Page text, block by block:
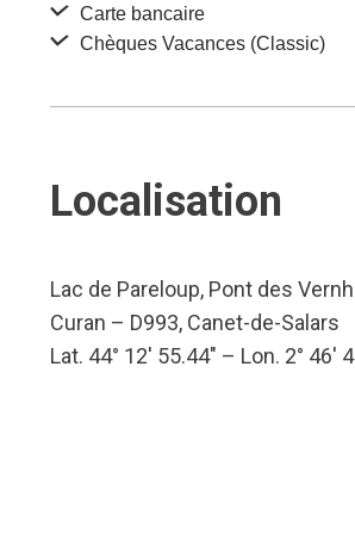
Carte bancaire
Chèques Vacances (Classic)
Localisation
Lac de Pareloup, Pont des
Curan – D993, Canet-de-Salars
Lat. 44° 12′ 55.44″ – Lon. 2° 46′